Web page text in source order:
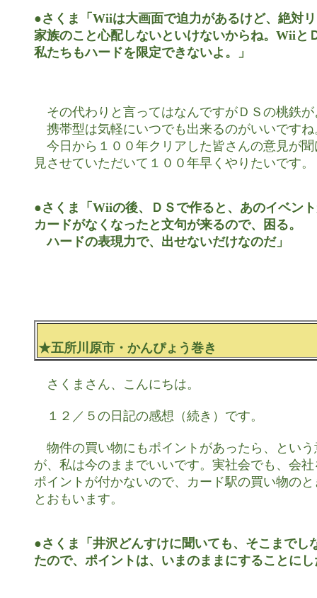
●さくま「Wiiは大画面で迫力があるけど、絶対
家族のこと心配しないといけないからね。Wiiと
私たちもハードを限定できないよ。」
その代わりと言ってはなんですがＤＳの桃鉄
携帯型は気軽にいつでも出来るのがいいですね
今日から１００年クリアした皆さんの意見が
見させていただいて１００年早くやりたいです。
●さくま「Wiiの後、ＤＳで作ると、あのイベン
カードがなくなったと文句が来るので、困る。
ハードの表現力で、出せないだけなのだ」
★五所川原市・かんぴょう巻き
さくまさん、こんにちは。
１２／５の日記の感想（続き）です。
物件の買い物にもポイントがあったら、とい
が、私は今のままでいいです。実社会でも、会
ポイントが付かないので、カード駅の買い物の
とおもいます。
●さくま「井沢どんすけに聞いても、そこまでし
たので、ポイントは、いまのままにすることにし